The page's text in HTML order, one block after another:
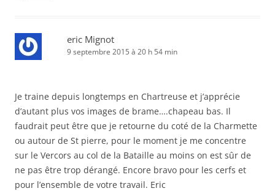
eric Mignot
9 septembre 2015 à 20 h 54 min
Je traine depuis longtemps en Chartreuse et j’apprécie
d’autant plus vos images de brame….chapeau bas. Il
faudrait peut être que je retourne du coté de la Charmette
ou autour de St pierre, pour le moment je me concentre
sur le Vercors au col de la Bataille au moins on est sûr de
ne pas être trop dérangé. Encore bravo pour les cerfs et
pour l’ensemble de votre travail. Eric